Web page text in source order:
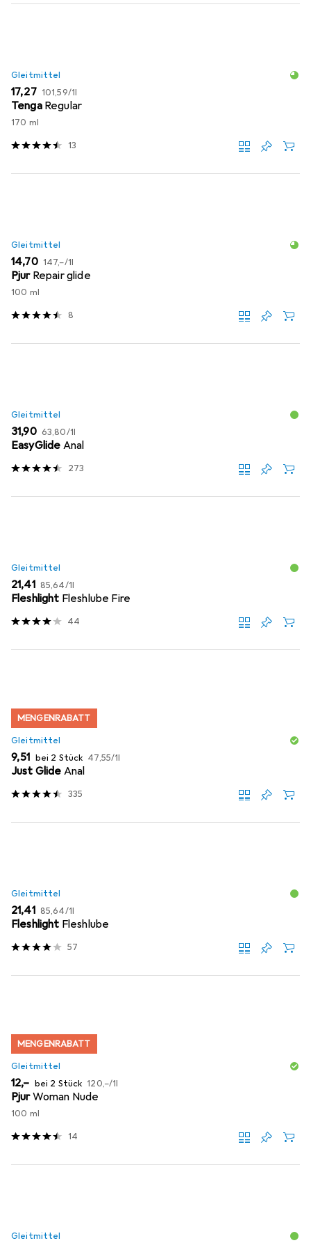
Gleitmittel
EUR
17,27 EUR
101,59/1l
Tenga Regular
170 ml
13
Gleitmittel
EUR
14,70 EUR
147,–/1l
Pjur Repair glide
100 ml
8
Gleitmittel
EUR
31,90 EUR
63,80/1l
EasyGlide Anal
273
Gleitmittel
EUR
21,41 EUR
85,64/1l
Fleshlight Fleshlube Fire
44
MENGENRABATT
Gleitmittel
EUR
9,51 bei 2 Stück EUR
47,55/1l
Just Glide Anal
335
Gleitmittel
EUR
21,41 EUR
85,64/1l
Fleshlight Fleshlube
57
MENGENRABATT
Gleitmittel
EUR
12,– bei 2 Stück EUR
120,–/1l
PjurWoman Nude
100 ml
14
Gleitmittel